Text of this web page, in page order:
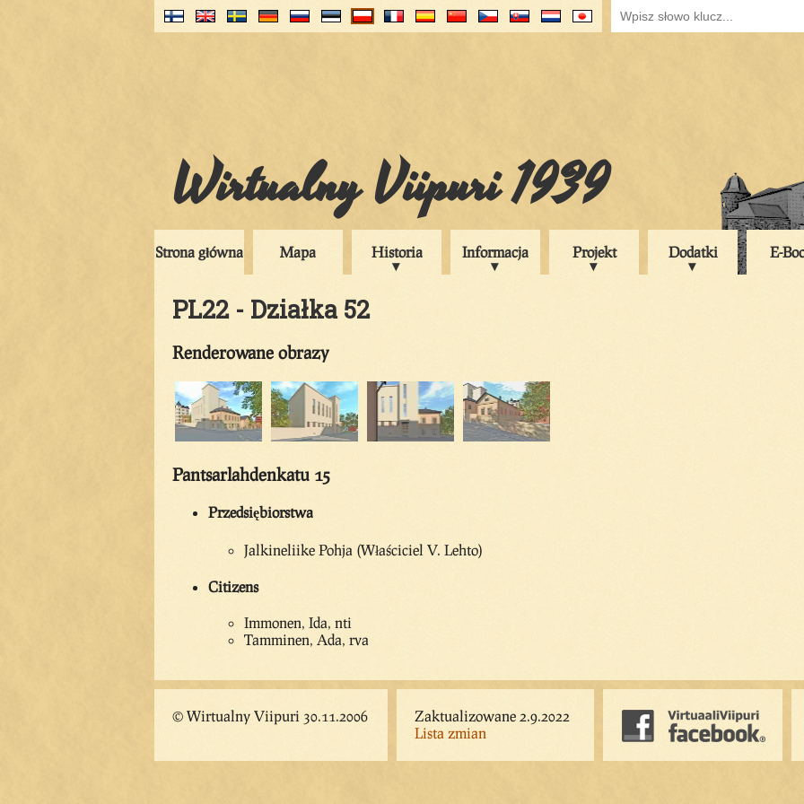
Wirtualny Viipuri 1939
Strona główna Mapa Historia Informacja Projekt Dodatki E-
PL22 - Działka 52
Renderowane obrazy
Pantsarlahdenkatu 15
Przedsiębiorstwa
Jalkineliike Pohja (Właściciel V. Lehto)
Citizens
Immonen, Ida, nti
Tamminen, Ada, rva
© Wirtualny Viipuri 30.11.2006
Zaktualizowane 2.9.2022
Lista zmian